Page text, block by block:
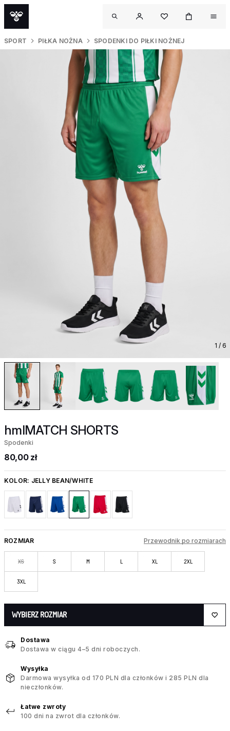
SPORT PIŁKA NOŻNA SPODENKI DO PIŁKI NOŻNEJ
1 / 6
hmlMATCH SHORTS
Spodenki
80,00 zł
KOLOR: JELLY BEAN/WHITE
ROZMIAR Przewodnik po rozmiarach
XS S M L XL 2XL
3XL
WYBIERZ ROZMIAR
Dostawa
Dostawa w ciągu 4–5 dni roboczych.
Wysyłka
Darmowa wysyłka od 170 PLN dla członków i 285 PLN dla
nieczłonków.
Łatwe zwroty
100 dni na zwrot dla członków.